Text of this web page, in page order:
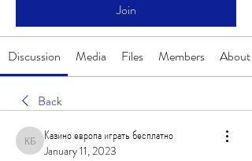
Join
Discussion Media Files Members About
Back
Казино европа играть бесплатно
Казино европа играть бесплатно
January 11, 2023